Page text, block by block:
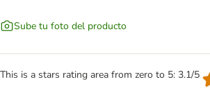
Sube tu foto del producto
This is a stars rating area from zero to 5: 3.1/5